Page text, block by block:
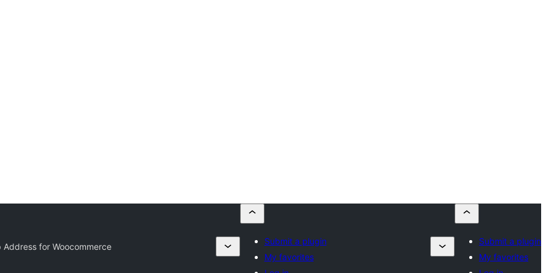
Address for Woocommerce
Submit a plugin
My favorites
Submit a plugin
My favorites